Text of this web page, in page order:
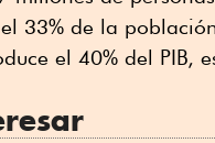
33% de la
el 40% del PIB,